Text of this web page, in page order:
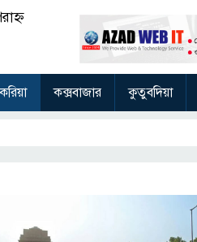
কক্সবাজার কুতুবদিয়া